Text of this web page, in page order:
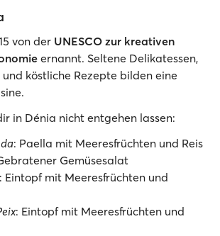
von der UNESCO zur kreativen
ernannt. Seltene Delikatessen,
köstliche Rezepte bilden eine
in Dénia nicht entgehen lassen:
: Paella mit Meeresfrüchten und Reis
Gemüsesalat
: Eintopf mit Meeresfrüchten und
: Eintopf mit Meeresfrüchten und